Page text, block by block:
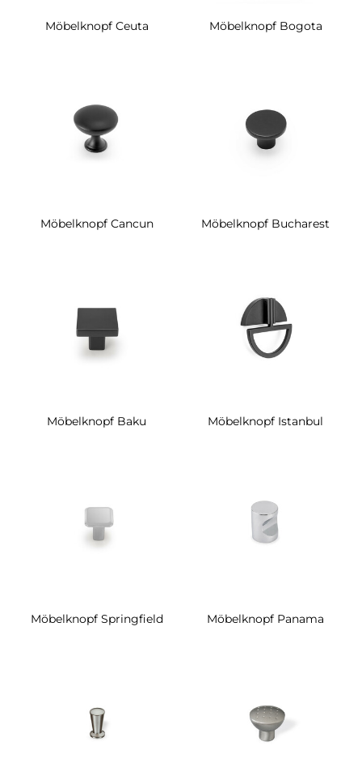
Möbelknopf Ceuta Möbelknopf Bogota
Möbelknopf Cancun Möbelknopf Bucharest
Möbelknopf Baku Möbelknopf Istanbul
Möbelknopf Springfield Möbelknopf Panama